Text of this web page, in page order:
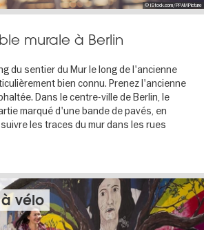
© iStock.com/PPAMPicture
murale à Berlin
du sentier du Mur le long de l'ancienne
bien connu. Prenez l'ancienne
Dans le centre-ville de Berlin, le
marqué d'une bande de pavés, en
les traces du mur dans les rues
vélo